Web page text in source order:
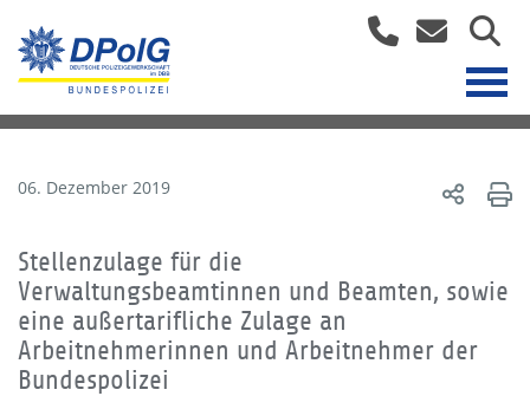
06. Dezember 2019
Stellenzulage für die
Verwaltungsbeamtinnen und Beamten, sowie
eine außertarifliche Zulage an
Arbeitnehmerinnen und Arbeitnehmer der
Bundespolizei